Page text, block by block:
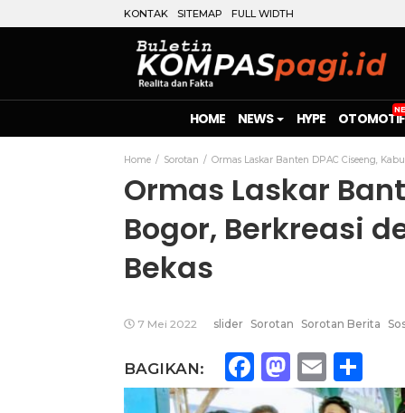
KONTAK SITEMAP FULL WIDTH
HOME NEWS HYPE OTOMOTIF
Home Sorotan Ormas Laskar Banten DPAC Ciseeng,
Ormas Laskar
Bogor, Berkreasi
Bekas
7 Mei 2022 slider Sorotan Sorotan Berita
BAGIKAN: Facebook
Email